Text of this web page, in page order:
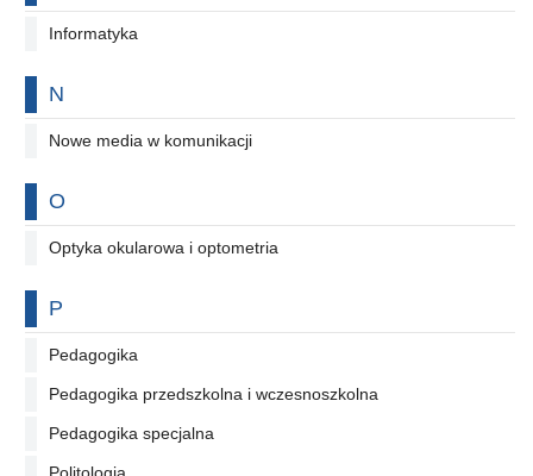
Informatyka
Na literę
N
Nowe media w komunikacji
Na literę
O
Optyka okularowa i optometria
Na literę
P
Pedagogika
Pedagogika przedszkolna i wczesnoszkolna
Pedagogika specjalna
Politologia